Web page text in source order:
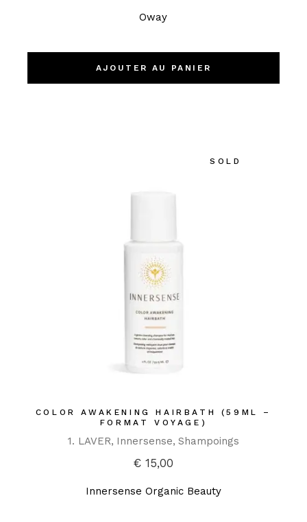
Oway
AJOUTER AU PANIER
SOLD
COLOR AWAKENING HAIRBATH (59ML –
FORMAT VOYAGE)
1. LAVER Innersense Shampoings
€ 15,00
Innersense Organic Beauty